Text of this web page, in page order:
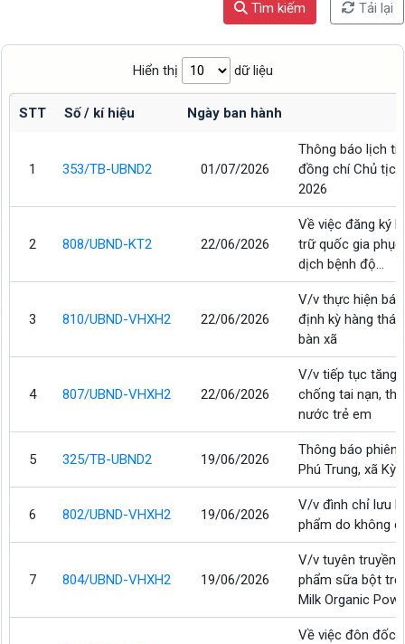
Tìm kiếm Tải lại
Hiển thị dữ liệu
STT Số / kí hiệu Ngày ban hành
1 353/TB-UBND2 01/07/2026
Thông báo lịch
đồng chí Chủ
2026
2 808/UBND-KT2 22/06/2026
Về việc đăng ký
trữ quốc gia
dịch bệnh độ...
3 810/UBND-VHXH2 22/06/2026
V/v thực hiện
định kỳ hàng
bàn xã
4 807/UBND-VHXH2 22/06/2026
V/v tiếp tục tăng
chống tai nạn,
nước trẻ em
5 325/TB-UBND2 19/06/2026
Thông báo phiên
Phú Trung, xã Kỳ
6 802/UBND-VHXH2 19/06/2026
V/v đình chỉ lưu
phẩm do không
7 804/UBND-VHXH2 19/06/2026
V/v tuyên truyền,
phẩm sữa bột trẻ
Milk Organic
Về việc đôn đốc